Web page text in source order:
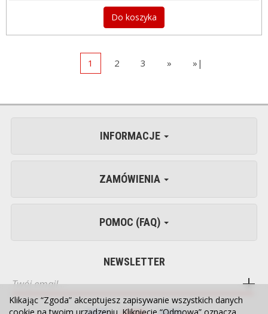
Do koszyka
1 2 3 » »|
INFORMACJE
ZAMÓWIENIA
POMOC (FAQ)
NEWSLETTER
Klikając “Zgoda” akceptujesz zapisywanie wszystkich danych